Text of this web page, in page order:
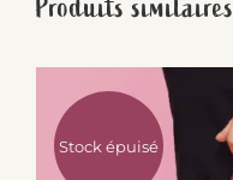
Produits similaires
Stock épuisé